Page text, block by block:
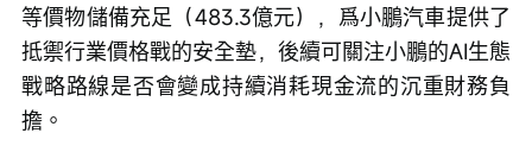
等價物儲備充足（483.3億元），爲小鵬汽車提供了
抵禦行業價格戰的安全墊，後續可關注小鵬的AI生態
戰略路線是否會變成持續消耗現金流的沉重財務負
擔。